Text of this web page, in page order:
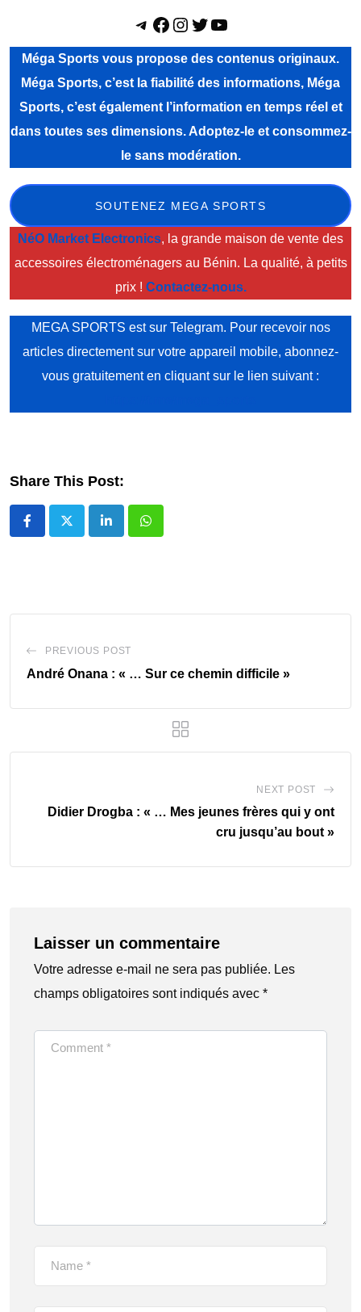
Telegram
Facebook
Instagram
Twitter
YouTube
Méga Sports vous propose des contenus originaux.
Méga Sports, c’est la fiabilité des informations, Méga
Sports, c’est également l’information en temps réel et
dans toutes ses dimensions. Adoptez-le et consommez-
le sans modération.
SOUTENEZ MEGA SPORTS
NéO Market Electronics, la grande maison de vente des
accessoires électroménagers au Bénin. La qualité, à petits
prix ! Contactez-nous.
MEGA SPORTS est sur Telegram. Pour recevoir nos
articles directement sur votre appareil mobile, abonnez-
vous gratuitement en cliquant sur le lien suivant :
Share This Post:
LinkedInWhatsapp
PREVIOUS POST
André Onana : « … Sur ce chemin difficile »
NEXT POST
Didier Drogba : « … Mes jeunes frères qui y ont
cru jusqu’au bout »
Laisser un commentaire
Votre adresse e-mail ne sera pas publiée. Les
champs obligatoires sont indiqués avec *